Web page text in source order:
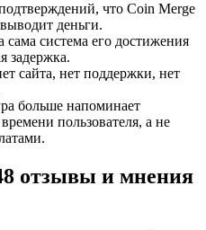
что Coin Merge
деньги.
система его достижения
задержка.
сайта, нет поддержки, нет
больше напоминает
пользователя, а не
отзывы и мнения